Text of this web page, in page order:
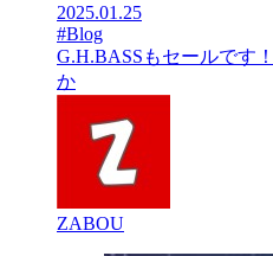
2025.01.25
#Blog
G.H.BASSもセールです
か
ZABOU